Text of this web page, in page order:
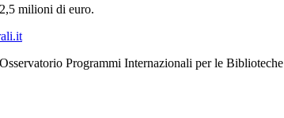
milioni di euro.
Programmi Internazionali per le Biblioteche